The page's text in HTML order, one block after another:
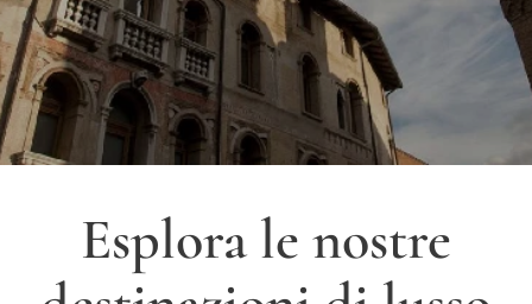
Esplora le nostre